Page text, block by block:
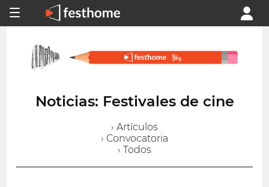
Noticias: Festivales de cine
› Artículos
› Convocatoria
› Todos